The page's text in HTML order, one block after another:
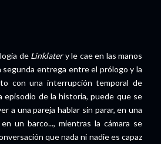
de Linklatery le cae en las manos
segunda entrega entre el prólogo y la
con una interrupción temporal de
episodio de la historia, puede que se
a una pareja hablar sin parar, en una
un barco..., mientras la cámara se
que nada ni nadie es capaz